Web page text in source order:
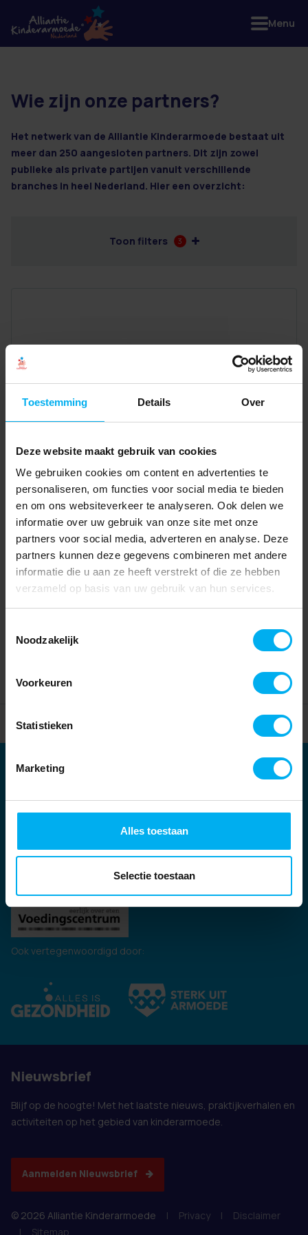
Toestemming Details Over
Deze website maakt gebruik van cookies
We gebruiken cookies om content en advertenties te
personaliseren, om functies voor social media te bieden
en om ons websiteverkeer te analyseren. Ook delen we
informatie over uw gebruik van onze site met onze
partners voor social media, adverteren en analyse. Deze
partners kunnen deze gegevens combineren met andere
informatie die u aan ze heeft verstrekt of die ze hebben
verzameld op basis van uw gebruik van hun services.
Noodzakelijk
Voorkeuren
Statistieken
Marketing
Alles toestaan
Selectie toestaan
2 resultaten
Wie zijn onze partners?
Het netwerk van de Alliantie Kinderarmoede bestaat uit
meer dan 250 aangesloten partners. Dit zijn zowel
publieke als private partijen vanuit verschillende
branches in heel Nederland. Hier een overzicht:
Toon filters 3
Home Partners
Partners
Kernpartners:
Ook vertegenwoordigd door:
Nieuwsbrief
Blijf op de hoogte! Met het laatste nieuws, praktijkverhalen en
activiteiten op het gebied van kinderarmoede.
Aanmelden Nieuwsbrief
© 2026 Alliantie Kinderarmoede | Privacy |
Disclaimer
|
Sitemap
Menu